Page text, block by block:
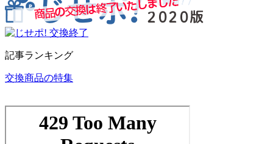
記事ランキング
交換商品の特集